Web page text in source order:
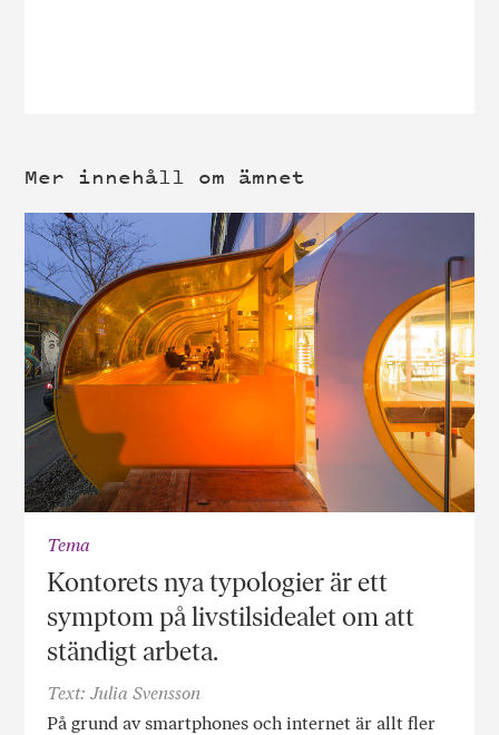
Mer innehåll om ämnet
Tema
Kontorets nya typologier är ett
symptom på livstilsidealet om att
ständigt arbeta.
Text: Julia Svensson
På grund av smartphones och internet är allt fler